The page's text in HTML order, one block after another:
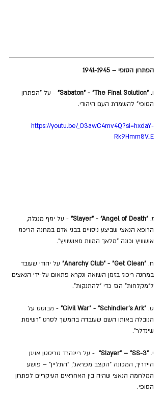
הפתרון הסופי – 1941-1945
ו. "Sabaton" - "The Final Solution"
- על "הפתרון
הסופי" להשמדת העם היהודי.
https://youtu.be/_O3awC4mv4Q?si=hxdaY-
Rk9Hmm8V_E
ז. "Slayer" - "Angel of Death"
- על יוזף מנגלה,
הרופא הנאצי שביצע ניסויים בבני אדם במחנה הריכוז
אושוויץ וכונה "מלאך המוות מאושוויץ".
ח. "Anarchy Club" - "Get Clean"
על יהודי שעובד
במחנה ריכוז בזמן השואה ונקרא פתאום על-ידי הנאצים
ל"מקלחות" הגז כדי "להתנקות".
ט. "Civil War" - "Schindler's Ark"
- מבוסס על
הנובלה באותו השם שעובדה בהמשך לסרט "רשימת
שינדלר".
י. "Slayer" – "SS-3"
  - על ריינהרד טריסטן אויגן
היידריך, המכונה "הקצב מפראג", "התליין" – פושע
המלחמה הנאצי שהיה בין האחראים העיקריים לפתרון
הסופי.